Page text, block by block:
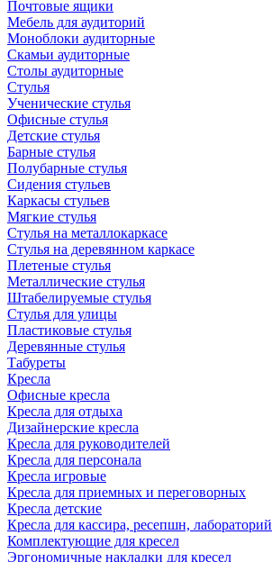
Почтовые ящики
Мебель для аудиторий
Моноблоки аудиторные
Скамьи аудиторные
Столы аудиторные
Стулья
Ученические стулья
Офисные стулья
Детские стулья
Барные стулья
Полубарные стулья
Сидения стульев
Каркасы стульев
Мягкие стулья
Стулья на металлокаркасе
Стулья на деревянном каркасе
Плетеные стулья
Металлические стулья
Штабелируемые стулья
Стулья для улицы
Пластиковые стулья
Деревянные стулья
Табуреты
Кресла
Офисные кресла
Кресла для отдыха
Дизайнерские кресла
Кресла для руководителей
Кресла для персонала
Кресла игровые
Кресла для приемных и переговорных
Кресла детские
Кресла для кассира, ресепшн, лабораторий
Комплектующие для кресел
Эргономичные накладки для кресел